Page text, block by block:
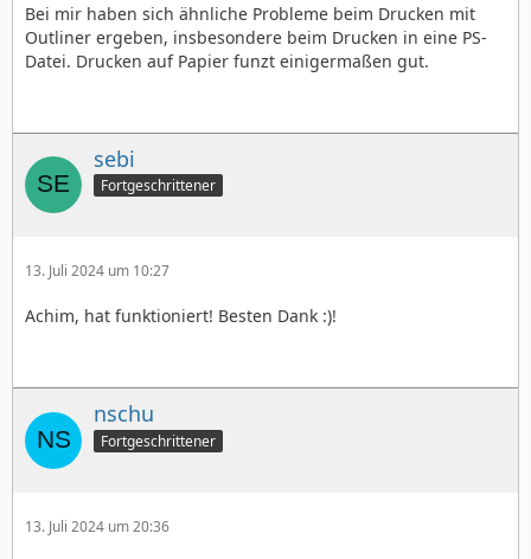
Bei mir haben sich ähnliche Probleme beim Drucken mit
Outliner ergeben, insbesondere beim Drucken in eine PS-
Datei. Drucken auf Papier funzt einigermaßen gut.
sebi
Fortgeschrittener
13. Juli 2024 um 10:27
Achim, hat funktioniert! Besten Dank :)!
nschu
Fortgeschrittener
13. Juli 2024 um 20:36